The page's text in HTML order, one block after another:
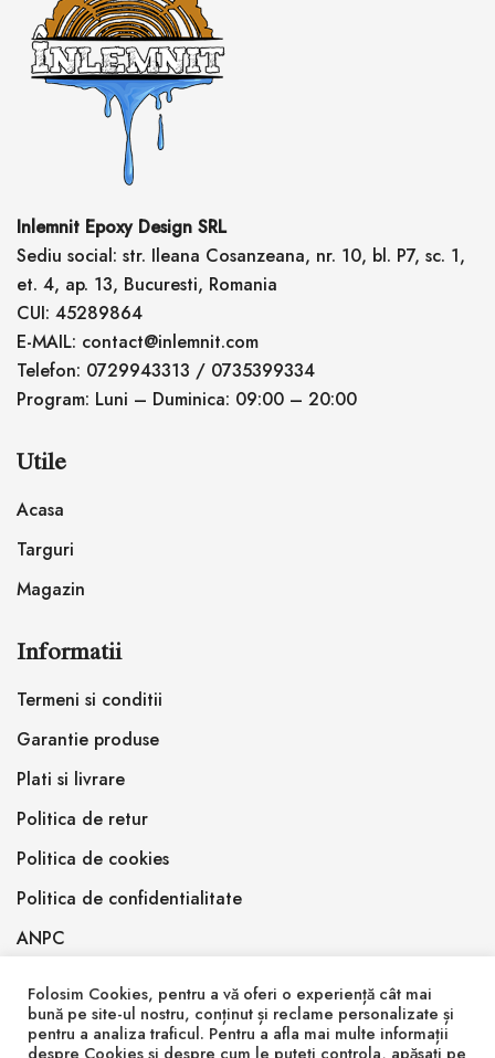
Inlemnit Epoxy Design SRL
Sediu social: str. Ileana Cosanzeana, nr. 10, bl. P7, sc. 1,
et. 4, ap. 13, Bucuresti, Romania
CUI: 45289864
E-MAIL: contact@inlemnit.com
Telefon: 0729943313 / 0735399334
Program: Luni – Duminica: 09:00 – 20:00
Utile
Acasa
Targuri
Magazin
Informatii
Termeni si conditii
Garantie produse
Plati si livrare
Politica de retur
Politica de cookies
Politica de confidentialitate
ANPC
Folosim Cookies, pentru a vă oferi o experiență cât mai
bună pe site-ul nostru, conținut și reclame personalizate și
pentru a analiza traficul. Pentru a afla mai multe informații
despre Cookies și despre cum le puteți controla, apăsați pe